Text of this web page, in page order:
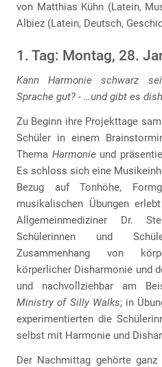
von Matthias Kühn (Latein,
Albiez (Latein, Deutsch,
1. Tag: Montag, 28.
Kann Harmonie schwarz
Sprache gut? - …und gibt es
Zu Beginn ihre Projekttage
Schüler in einem
Thema Harmonieund
Es schloss sich eine
Bezug auf Tonhöhe,
musikalischen Übungen
Allgemeinmediziner Dr.
Schülerinnen und
Zusammenhang von
körperlicher Disharmonie und
und nachvollziehbar am
Ministry of Silly Walks; in
experimentierten die
selbst mit Harmonie und
Der Nachmittag gehörte